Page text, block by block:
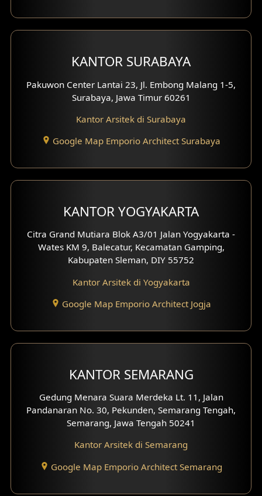
Eksterior dengan Pagar
Fasad Paviliun
Fasad Villa
Fasad Klinik
Desain Basement
Desain Rumah Scandinavian
Desain Rumah Tradisional
Desain Rumah Santorini
Desain Balkon
Desain Kanopi
Desain Pantry
KANTOR SURABAYA
Pakuwon Center Lantai 23, Jl. Embong Malang 1-5,
Surabaya, Jawa Timur 60261
Kantor Arsitek di Surabaya
Google Map Emporio Architect Surabaya
KANTOR YOGYAKARTA
Citra Grand Mutiara Blok A3/01 Jalan Yogyakarta -
Wates KM 9, Balecatur, Kecamatan Gamping,
Kabupaten Sleman, DIY 55752
Kantor Arsitek di Yogyakarta
Google Map Emporio Architect Jogja
KANTOR SEMARANG
Gedung Menara Suara Merdeka Lt. 11, Jalan
Pandanaran No. 30, Pekunden, Semarang Tengah,
Semarang, Jawa Tengah 50241
Kantor Arsitek di Semarang
Google Map Emporio Architect Semarang